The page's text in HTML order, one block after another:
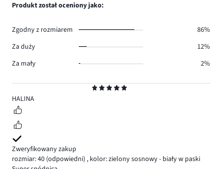
5
HALINA
Zweryfikowany zakup
rozmiar: 40 (odpowiedni) , kolor: zielony sosnowy - biały w paski
Produkt został oceniony jako:
Zgodny z rozmiarem
86%
Za duży
12%
Za mały
2%